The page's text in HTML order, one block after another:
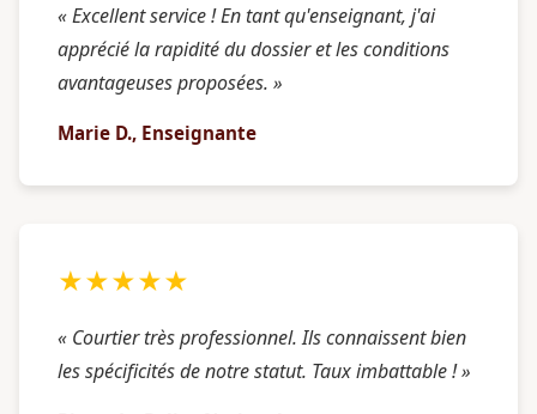
« Excellent service ! En tant qu'enseignant, j'ai
apprécié la rapidité du dossier et les conditions
avantageuses proposées. »
Marie D., Enseignante
★★★★★
« Courtier très professionnel. Ils connaissent bien
les spécificités de notre statut. Taux imbattable ! »